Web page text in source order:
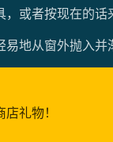
或者按现在的话
地从窗外抛入
礼物！